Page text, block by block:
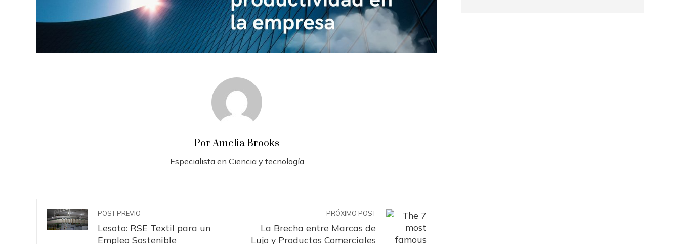
Por Amelia Brooks
Especialista en Ciencia y tecnología
POST PREVIO
Lesoto: RSE Textil para un
Empleo Sostenible
PRÓXIMO POST
La Brecha entre Marcas de
Lujo y Productos Comerciales